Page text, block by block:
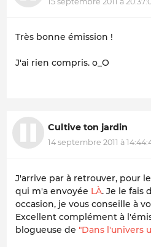
Très bonne émission !
J'ai rien compris. o_O
Cultive ton jardin
14 septembre 2011 à
J'arrive par à retrouver, pour
qui m'a envoyée LÀ. Je le fais
occasion, je vous conseille à
Excellent complément à
blogueuse de "Dans l'univers